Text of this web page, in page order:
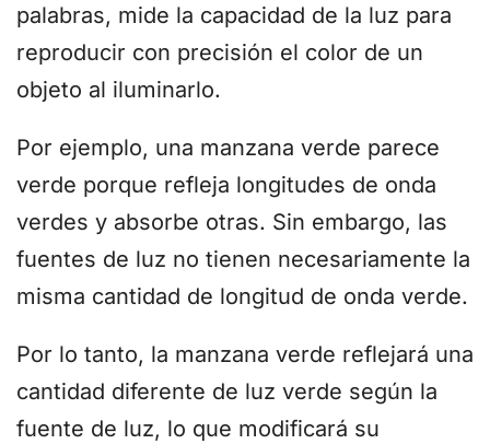
palabras, mide la capacidad de la luz para
reproducir con precisión el color de un
objeto al iluminarlo.
Por ejemplo, una manzana verde parece
verde porque refleja longitudes de onda
verdes y absorbe otras. Sin embargo, las
fuentes de luz no tienen necesariamente la
misma cantidad de longitud de onda verde.
Por lo tanto, la manzana verde reflejará una
cantidad diferente de luz verde según la
fuente de luz, lo que modificará su